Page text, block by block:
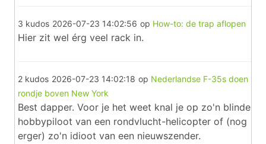
3 kudos 2026-07-23 14:02:56 op How-to: de trap aflopen
Hier zit wel érg veel rack in.
2 kudos 2026-07-23 14:02:18 op Nederlandse F-35s doen
rondje boven New York
Best dapper. Voor je het weet knal je op zo'n blinde
hobbypiloot van een rondvlucht-helicopter of (nog
erger) zo'n idioot van een nieuwszender.